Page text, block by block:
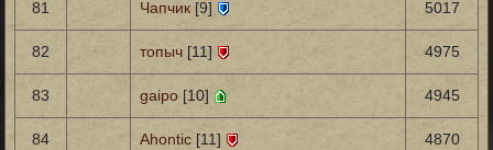
81 Чапчик [9] 5017
82 топыч [11] 4975
83 gaipo [10] 4945
84 Ahontic [11] 4870